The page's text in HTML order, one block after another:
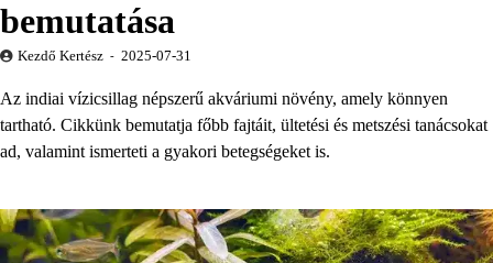
bemutatása
Kezdő Kertész 2025-07-31
Az indiai vízicsillag népszerű akváriumi növény, amely könnyen
tartható. Cikkünk bemutatja főbb fajtáit, ültetési és metszési tanácsokat
ad, valamint ismerteti a gyakori betegségeket is.